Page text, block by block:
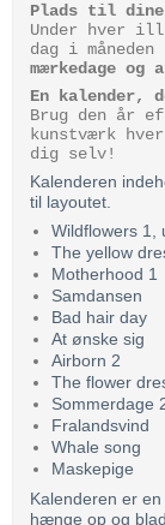
Plads til
Under hver
dag i
mærkedage og
En kalender,
Brug den år
kunstværk
dig selv!
Kalenderen
til layoutet.
Wildflowers 1,
The yellow
Motherhood 1
Samdansen
Bad hair day
At ønske sig
Airborn 2
The flower
Sommerdage
Fralandsvind
Whale song
Maskepige
Kalenderen er
hænge op og